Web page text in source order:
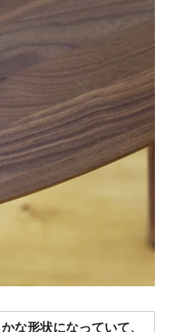
な形状になっていて、